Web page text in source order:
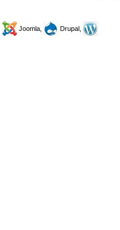
Joomla,
Drupal,